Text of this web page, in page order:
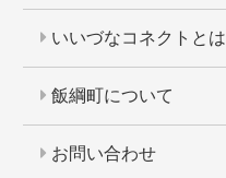
いいづなコネクトとは
飯綱町について
お問い合わせ